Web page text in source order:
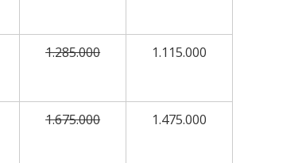
1.285.000 1.115.000
1.675.000 1.475.000